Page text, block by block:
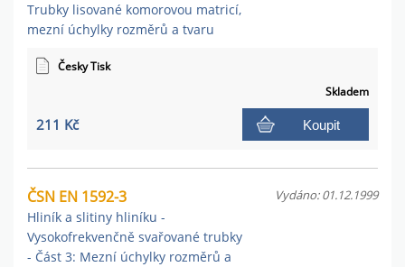
Trubky lisované komorovou matricí,
mezní úchylky rozměrů a tvaru
Česky Tisk
Skladem
211 Kč Koupit
ČSN EN 1592-3
Hliník a slitiny hliníku -
Vysokofrekvenčně svařované trubky
- Část 3: Mezní úchylky rozměrů a
Vydáno: 01.12.1999